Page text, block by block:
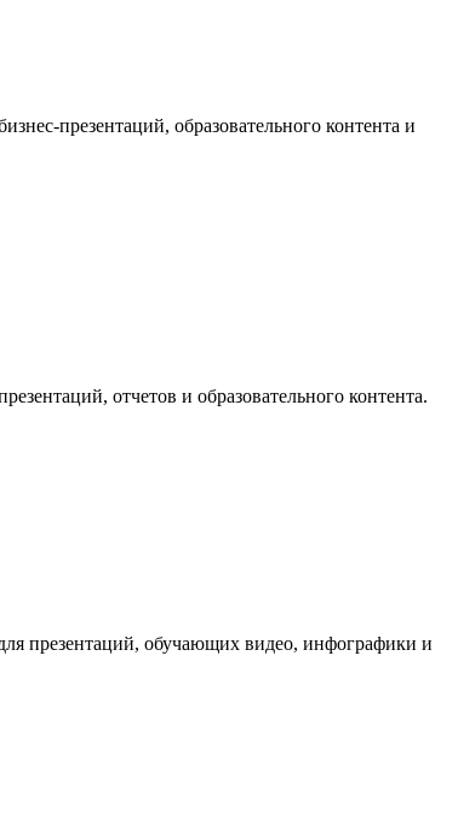
презентаций, образовательного контента и
отчетов и образовательного контента.
презентаций, обучающих видео, инфографики и